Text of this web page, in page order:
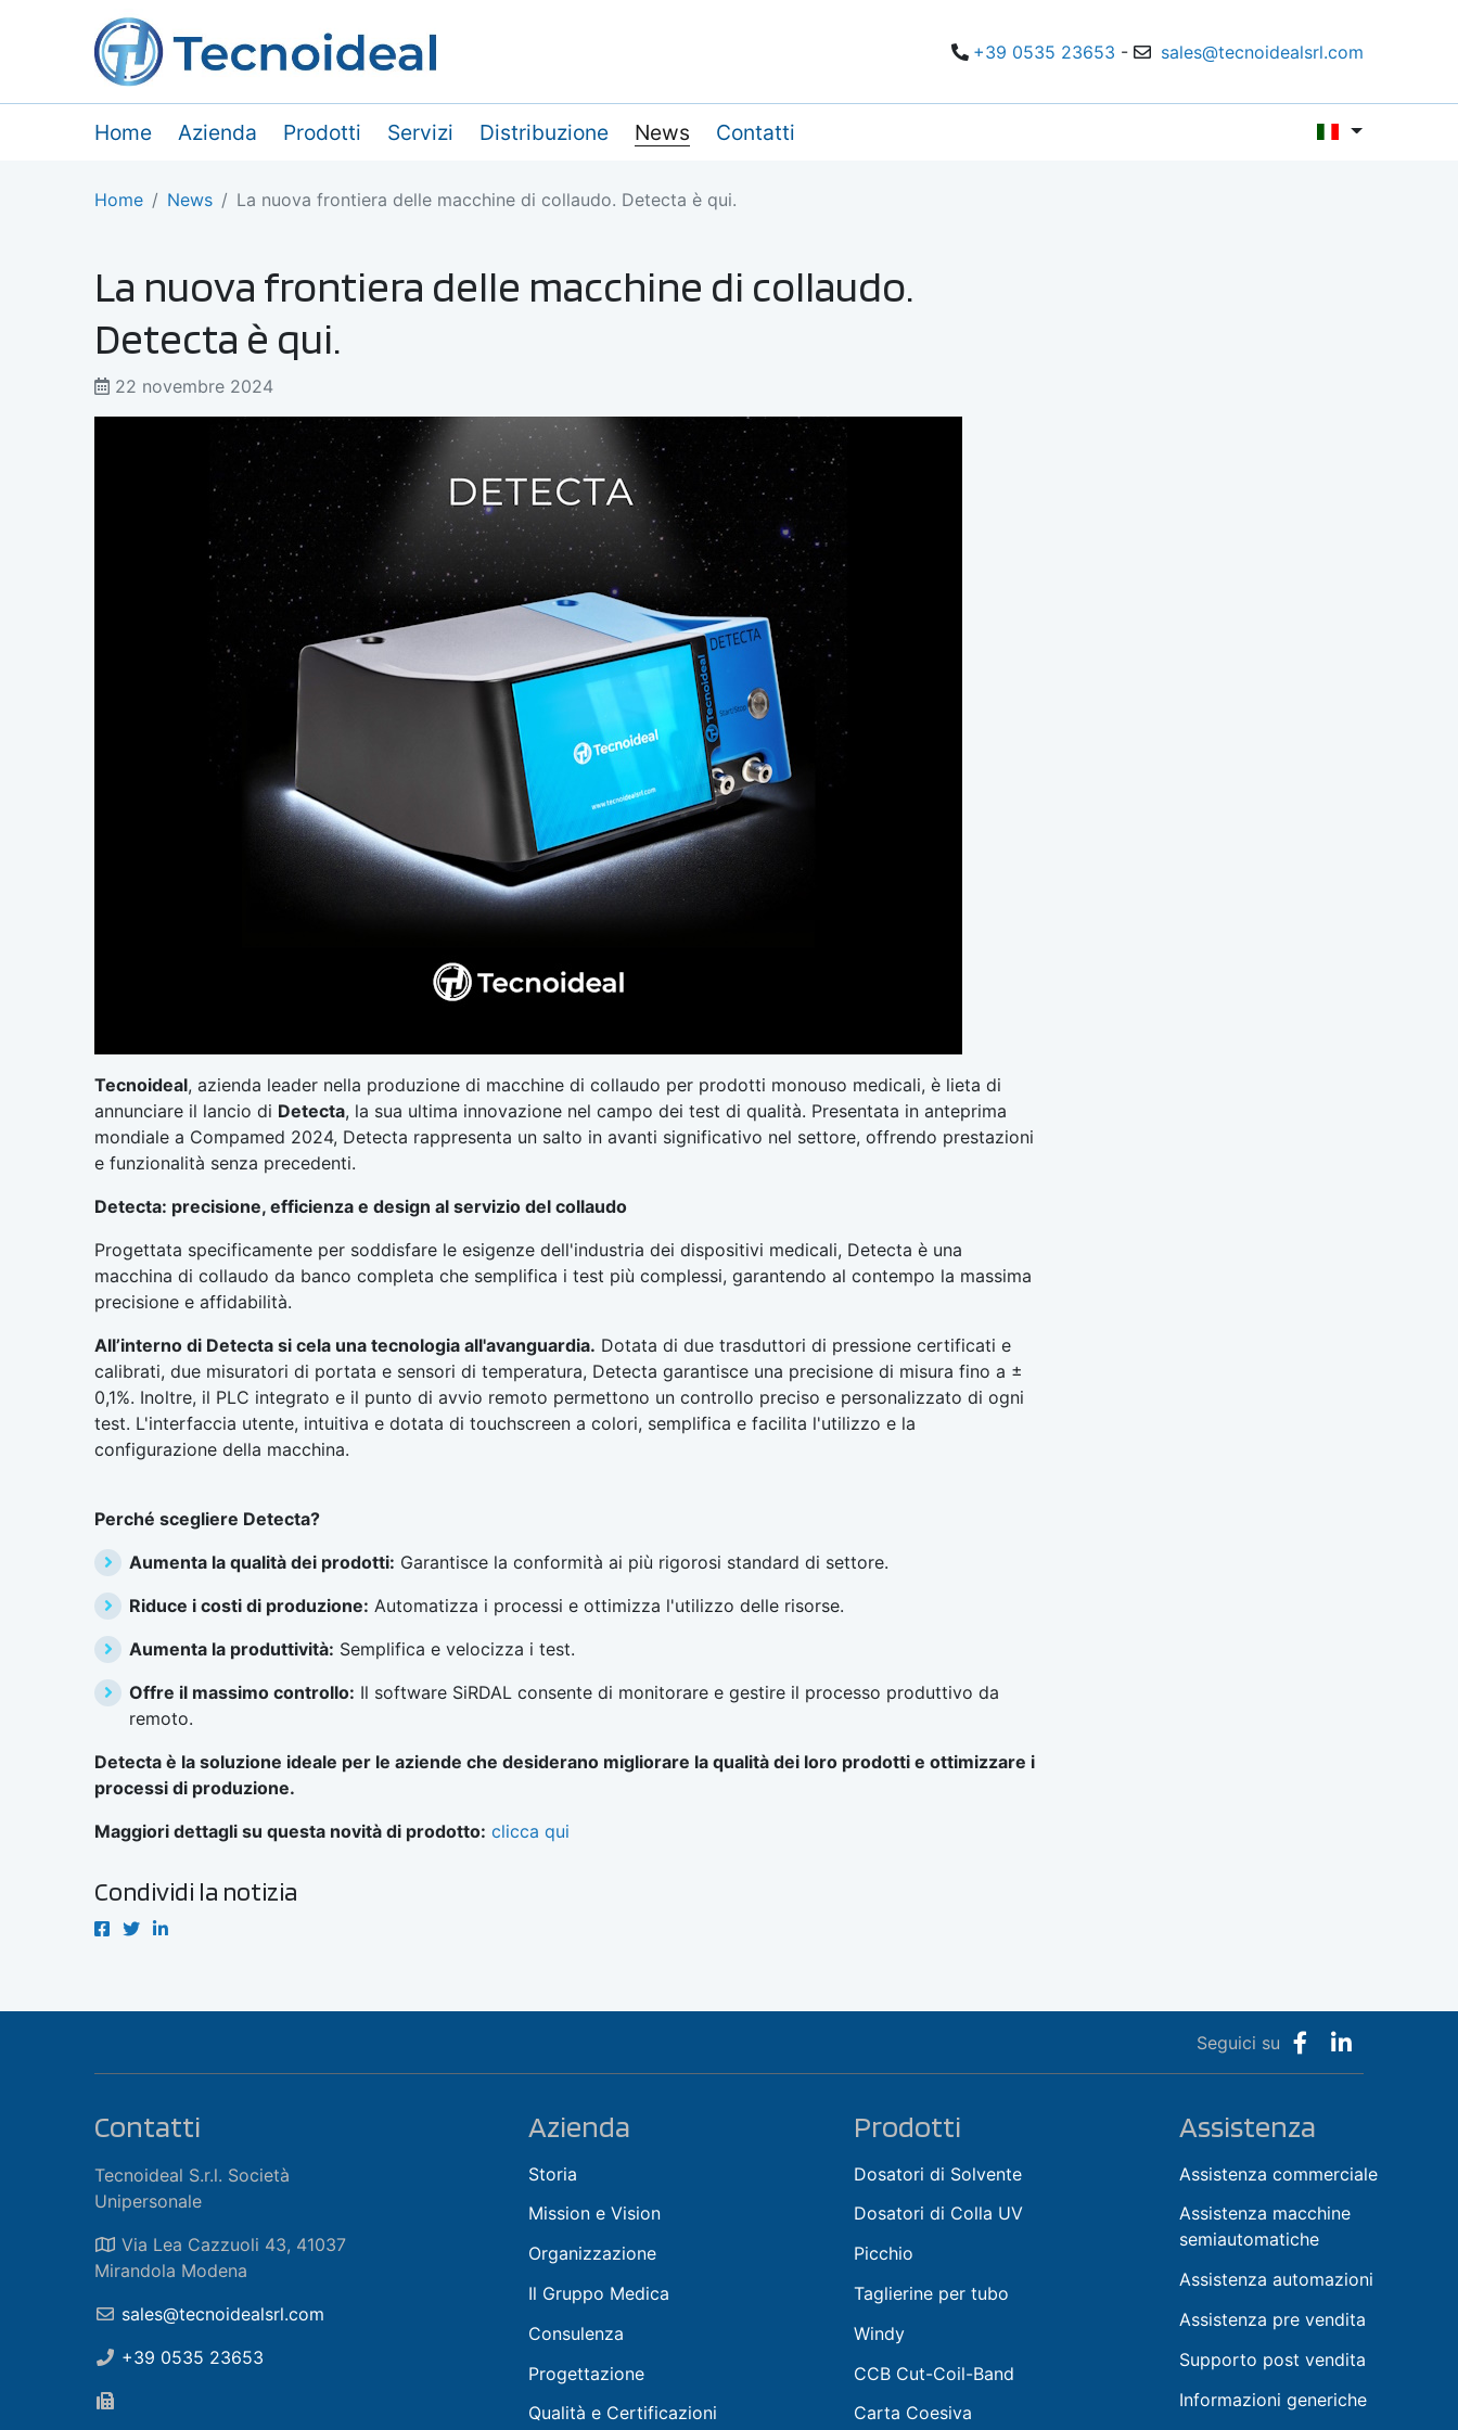
+39 0535 23653 - sales@tecnoidealsrl.com
Home Azienda Prodotti Servizi Distribuzione News Contatti
Home News La nuova frontiera delle macchine di collaudo. Detecta è qui.
La nuova frontiera delle macchine di collaudo.
Detecta è qui.
22 novembre 2024
Tecnoideal, azienda leader nella produzione di macchine di collaudo per prodotti monouso medicali, è lieta di
annunciare il lancio di Detecta, la sua ultima innovazione nel campo dei test di qualità. Presentata in anteprima
mondiale a Compamed 2024, Detecta rappresenta un salto in avanti significativo nel settore, offrendo prestazioni
e funzionalità senza precedenti.
Detecta: precisione, efficienza e design al servizio del collaudo
Progettata specificamente per soddisfare le esigenze dell'industria dei dispositivi medicali, Detecta è una
macchina di collaudo da banco completa che semplifica i test più complessi, garantendo al contempo la massima
precisione e affidabilità.
All’interno di Detecta si cela una tecnologia all'avanguardia. Dotata di due trasduttori di pressione certificati e
calibrati, due misuratori di portata e sensori di temperatura, Detecta garantisce una precisione di misura fino a ±
0,1%. Inoltre, il PLC integrato e il punto di avvio remoto permettono un controllo preciso e personalizzato di ogni
test. L'interfaccia utente, intuitiva e dotata di touchscreen a colori, semplifica e facilita l'utilizzo e la
configurazione della macchina.
Perché scegliere Detecta?
Aumenta la qualità dei prodotti: Garantisce la conformità ai più rigorosi standard di settore.
Riduce i costi di produzione: Automatizza i processi e ottimizza l'utilizzo delle risorse.
Aumenta la produttività: Semplifica e velocizza i test.
Offre il massimo controllo: Il software SiRDAL consente di monitorare e gestire il processo produttivo da
remoto.
Detecta è la soluzione ideale per le aziende che desiderano migliorare la qualità dei loro prodotti e ottimizzare i
processi di produzione.
Maggiori dettagli su questa novità di prodotto: clicca qui
Condividi la notizia
Seguici su
Contatti
Tecnoideal S.r.l. Società
Unipersonale
Via Lea Cazzuoli 43, 41037
Mirandola Modena
sales@tecnoidealsrl.com
+39 0535 23653
Azienda
Storia
Mission e Vision
Organizzazione
Il Gruppo Medica
Consulenza
Progettazione
Qualità e Certificazioni
Prodotti
Dosatori di Solvente
Dosatori di Colla UV
Picchio
Taglierine per tubo
Windy
CCB Cut-Coil-Band
Carta Coesiva
Assistenza
Assistenza commerciale
Assistenza macchine
semiautomatiche
Assistenza automazioni
Assistenza pre vendita
Supporto post vendita
Informazioni generiche